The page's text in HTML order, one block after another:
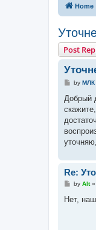
Home
Post
P
s
by МЛК
Добрый
Re:
P
s
by Alt»
Нет,